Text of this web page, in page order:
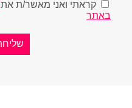
קראתי ואני מאשר/ת את
באתר